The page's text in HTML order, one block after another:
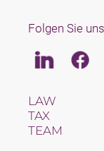
Folgen Sie
Linkedin
LAW
TAX
TEAM